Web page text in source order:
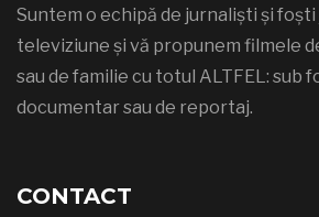
Suntem o echipă de jurnaliști și
televiziune și vă propunem filmele
sau de familie cu totul ALTFEL: sub
documentar sau de reportaj.
CONTACT